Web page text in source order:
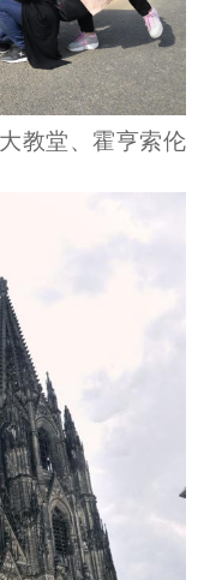
教堂、霍亨索伦